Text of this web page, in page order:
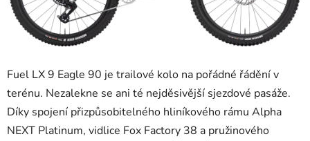
Fuel LX 9 Eagle 90 je trailové kolo na pořádné řádění v
terénu. Nezalekne se ani té nejděsivější sjezdové pasáže.
Díky spojení přizpůsobitelného hliníkového rámu Alpha
NEXT Platinum, vidlice Fox Factory 38 a pružinového